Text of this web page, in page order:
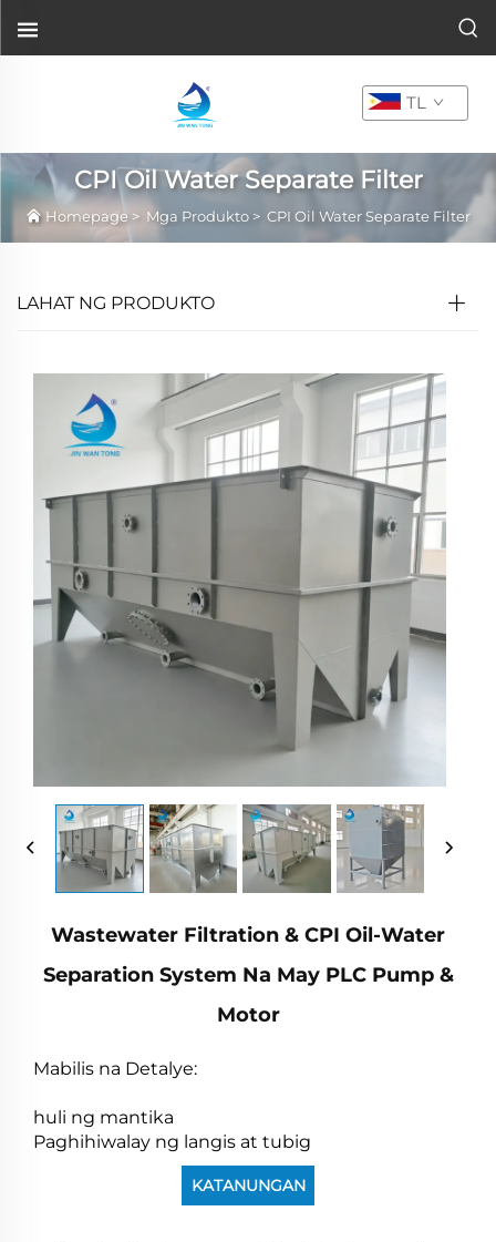
TL
CPI Oil Water Separate Filter
Homepage > Mga Produkto > CPI Oil Water Separate Filter
LAHAT NG PRODUKTO
Wastewater Filtration & CPI Oil-Water
Separation System Na May PLC Pump &
Motor
Mabilis na Detalye:
huli ng mantika
Paghihiwalay ng langis at tubig
KATANUNGAN